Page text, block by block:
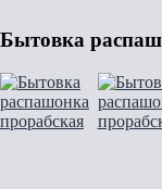
Бытовка